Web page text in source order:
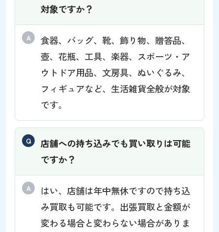
対象ですか？
食器、バッグ、靴、飾り物、贈答品、
壺、花瓶、工具、楽器、スポーツ・ア
ウトドア用品、文房具、ぬいぐるみ、
フィギュアなど、生活雑貨全般が対象
です。
店舗への持ち込みでも買い取りは可能
ですか？
はい、店舗は年中無休ですので持ち込
み買取も可能です。出張買取と金額が
変わる場合と変わらない場合がありま